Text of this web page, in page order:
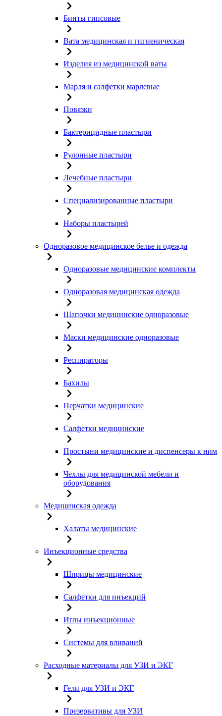
Бинты гипсовые
Вата медицинская и гигиеническая
Изделия из медицинской ваты
Марля и салфетки марлевые
Повязки
Бактерицидные пластыри
Рулонные пластыри
Лечебные пластыри
Специализированные пластыри
Наборы пластырей
Одноразовое медицинское белье и одежда
Одноразовые медицинские комплекты
Одноразовая медицинская одежда
Шапочки медицинские одноразовые
Маски медицинские одноразовые
Респираторы
Бахилы
Перчатки медицинские
Салфетки медицинские
Простыни медицинские и диспенсеры к ним
Чехлы для медицинской мебели и
оборудования
Медицинская одежда
Халаты медицинские
Инъекционные средства
Шприцы медицинские
Салфетки для инъекций
Иглы инъекционные
Системы для вливаний
Расходные материалы для УЗИ и ЭКГ
Гели для УЗИ и ЭКГ
Презервативы для УЗИ